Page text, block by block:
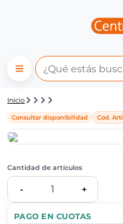
Detalle de
Inicio
Consultar disponibilidad Cod.
PAGO EN CUOTAS
Cantidad de artículos
- 1 +